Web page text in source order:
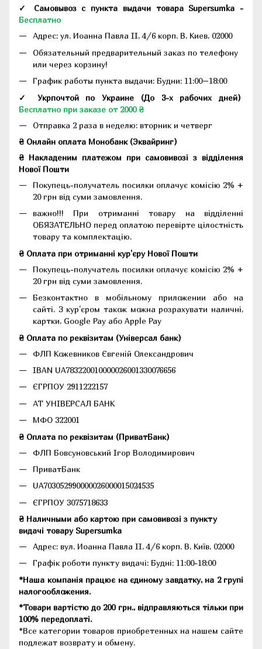
✓ Самовывоз с пункта выдачи товара Supersumka -
Бесплатно
Адрес: ул. Иоанна Павла II, 4/6 корп. В, Киев, 02000
Обязательный предварительный заказ по телефону
или через корзину!
График работы пункта выдачи: Будни: 11:00–18:00
✓ Укрпочтой по Украине (До 3-х рабочих дней)
Бесплатно при заказе от 2000 ₴
Отправка 2 раза в неделю: вторник и четверг
₴ Онлайн оплата Монобанк (Эквайринг)
₴ Накладеним платежом при самовивозі з відділення
Нової Пошти
Покупець-получатель посилки оплачує комісію 2% +
20 грн від суми замовлення.
важно!!! При отриманні товару на відділенні
ОБЯЗАТЕЛЬНО перед оплатою перевірте цілостність
товару та комплектацію.
₴ Оплата при отриманні кур'єру Нової Пошти
Покупець-получатель посилки оплачує комісію 2% +
20 грн від суми замовлення.
Безконтактно в мобільному приложении або на
сайті. З кур'єром також можна розрахувати наличні,
картки, Google Pay або Apple Pay
₴ Оплата по реквізитам (Універсал банк)
ФЛП Кожевников Євгеній Олександрович
IBAN UA783220010000026001330076656
ЄГРПОУ 2911222157
АТ УНІВЕРСАЛ БАНК
МФО 322001
₴ Оплата по реквізитам (ПриватБанк)
ФЛП Бовсуновський Ігор Володимирович
ПриватБанк
UA703052990000026000015024535
ЄГРПОУ 3075718633
₴ Наличными або картою при самовивозі з пункту
видачі товару Supersumka
Адрес: вул. Иоанна Павла II, 4/6 корп. В, Київ, 02000
Графік роботи пункту видачі: Будні: 11:00-18:00
*Наша компанія працює на єдиному завдатку, на 2 групі
налогообложения.
*Товари вартістю до 200 грн., відправляються тільки при
100% передоплаті.
*Все категории товаров приобретенных на нашем сайте
подлежат возврату и обмену.